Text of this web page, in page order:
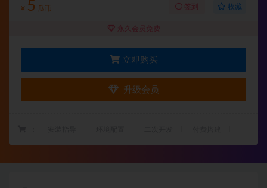
¥ 5 瓜币 签到 收藏
永久会员免费
立即购买
升级会员